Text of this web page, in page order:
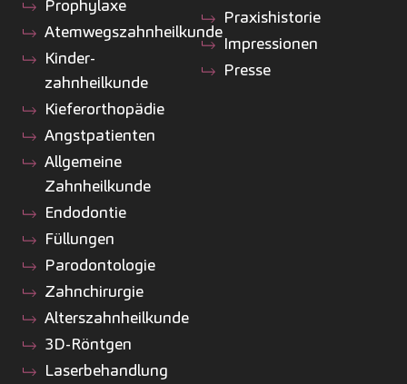
Prophylaxe
Atemwegszahnheilkunde
Kinder­
zahnheilkunde
Kiefer­orthopädie
Angstpatienten
Allgemeine
Zahnheilkunde
Endodontie
Füllungen
Parodontologie
Zahnchirurgie
Alterszahnheilkunde
3D-Röntgen
Laserbehandlung
Praxishistorie
Impressionen
Presse